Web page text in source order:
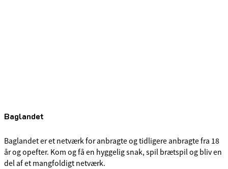
Baglandet
Baglandet er et netværk for anbragte og tidligere anbragte fra 18
år og opefter. Kom og få en hyggelig snak, spil brætspil og bliv en
del af et mangfoldigt netværk.